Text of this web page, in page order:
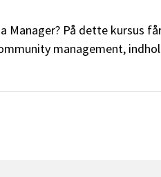
På dette kursus
management,